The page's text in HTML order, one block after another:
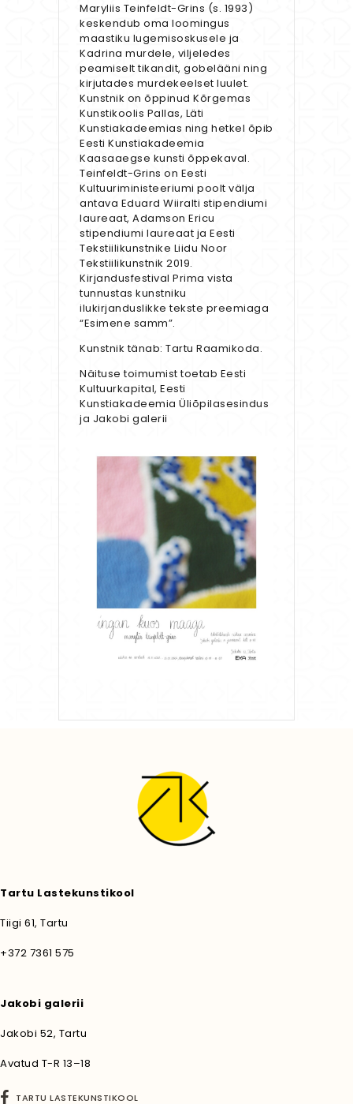
Maryliis Teinfeldt-Grins (s. 1993)
keskendub oma loomingus
maastiku lugemisoskusele ja
Kadrina murdele, viljeledes
peamiselt tikandit, gobelääni ning
kirjutades murdekeelset luulet.
Kunstnik on õppinud Kõrgemas
Kunstikoolis Pallas, Läti
Kunstiakadeemias ning hetkel õpib
Eesti Kunstiakadeemia
Kaasaaegse kunsti õppekaval.
Teinfeldt-Grins on Eesti
Kultuuriministeeriumi poolt välja
antava Eduard Wiiralti stipendiumi
laureaat, Adamson Ericu
stipendiumi laureaat ja Eesti
Tekstiilikunstnike Liidu Noor
Tekstiilikunstnik 2019.
Kirjandusfestival Prima vista
tunnustas kunstniku
ilukirjanduslikke tekste preemiaga
“Esimene samm”.
Kunstnik tänab: Tartu Raamikoda.
Näituse toimumist toetab Eesti
Kultuurkapital, Eesti
Kunstiakadeemia Üliõpilasesindus
ja Jakobi galerii
Tartu Lastekunstikool
Tiigi 61, Tartu
+372 7361 575
Jakobi galerii
Jakobi 52, Tartu
Avatud T-R 13–18
TARTU LASTEKUNSTIKOOL